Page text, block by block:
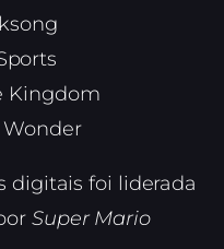
Kingdom
Wonder
digitais foi liderada
Super Mario